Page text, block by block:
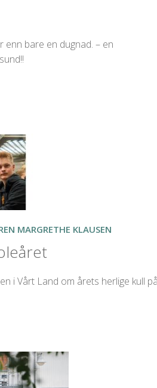
enn bare en dugnad. – en
MARGRETHE KLAUSEN
i Vårt Land om årets herlige kull